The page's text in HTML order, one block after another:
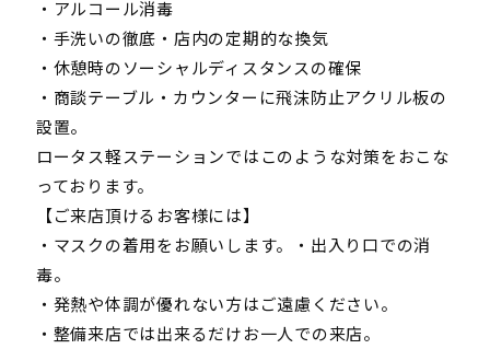
・アルコール消毒
・手洗いの徹底・店内の定期的な換気
・休憩時のソーシャルディスタンスの確保
・商談テーブル・カウンターに飛沫防止アクリル板の
設置。
ロータス軽ステーションではこのような対策をおこな
っております。
【ご来店頂けるお客様には】
・マスクの着用をお願いします。・出入り口での消
毒。
・発熱や体調が優れない方はご遠慮ください。
・整備来店では出来るだけお一人での来店。